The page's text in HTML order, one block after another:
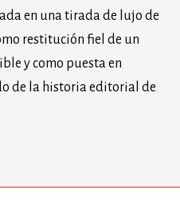
en una tirada de lujo de
restitución fiel de un
y como puesta en
de la historia editorial de